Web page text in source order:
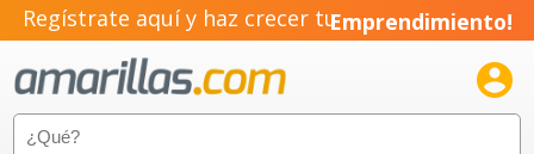
Regístrate aquí y haz crecer tuEmprendimiento!
